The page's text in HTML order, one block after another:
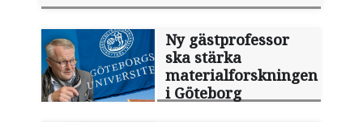
Ny gästprofessor
ska stärka
materialforskningen
i Göteborg